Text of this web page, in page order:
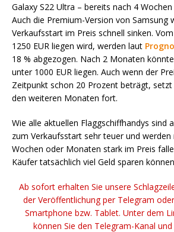
Galaxy S22 Ultra – bereits nach 4
Auch die Premium-Version von Samsung
Verkaufsstart im Preis schnell sinken. Vom
1250 EUR liegen wird, werden laut
18 % abgezogen. Nach 2 Monaten
unter 1000 EUR liegen. Auch wenn der
Zeitpunkt schon 20 Prozent beträgt, setzt
den weiteren Monaten fort.
Wie alle aktuellen Flaggschiffhandys sind
zum Verkaufsstart sehr teuer und werden
Wochen oder Monaten stark im Preis
Käufer tatsächlich viel Geld sparen
Ab sofort erhalten Sie unsere
der Veröffentlichung per Telegram
Smartphone bzw. Tablet. Unter dem
können Sie den Telegram-Kanal